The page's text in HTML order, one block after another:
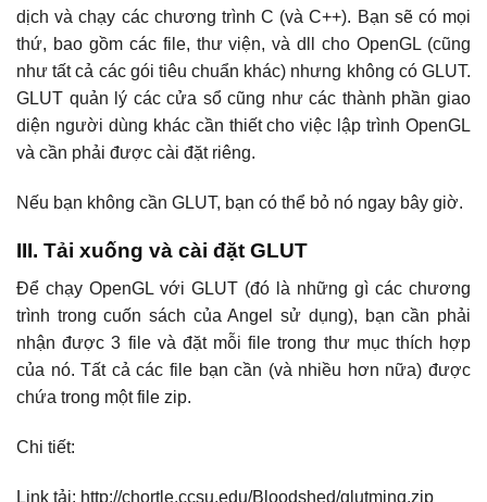
dịch và chạy các chương trình C (và C++). Bạn sẽ có mọi
thứ, bao gồm các file, thư viện, và dll cho OpenGL (cũng
như tất cả các gói tiêu chuẩn khác) nhưng không có GLUT.
GLUT quản lý các cửa sổ cũng như các thành phần giao
diện người dùng khác cần thiết cho việc lập trình OpenGL
và cần phải được cài đặt riêng.
Nếu bạn không cần GLUT, bạn có thể bỏ nó ngay bây giờ.
III. Tải xuống và cài đặt GLUT
Để chạy OpenGL với GLUT (đó là những gì các chương
trình trong cuốn sách của Angel sử dụng), bạn cần phải
nhận được 3 file và đặt mỗi file trong thư mục thích hợp
của nó. Tất cả các file bạn cần (và nhiều hơn nữa) được
chứa trong một file zip.
Chi tiết:
Link tải: http://chortle.ccsu.edu/Bloodshed/glutming.zip